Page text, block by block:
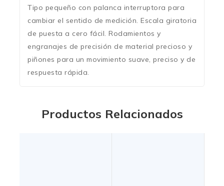
Tipo pequeño con palanca interruptora para
cambiar el sentido de medición. Escala giratoria
de puesta a cero fácil. Rodamientos y
engranajes de precisión de material precioso y
piñones para un movimiento suave, preciso y de
respuesta rápida.
Productos Relacionados